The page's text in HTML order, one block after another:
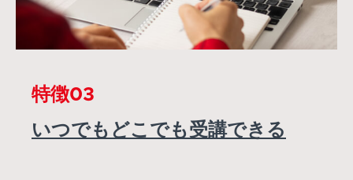
特徴03
いつでもどこでも受講できる